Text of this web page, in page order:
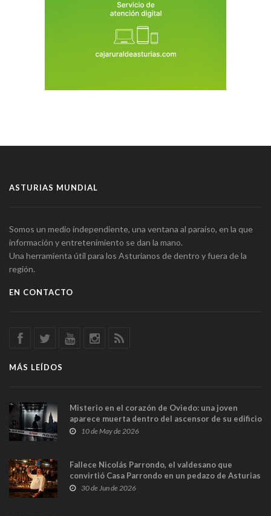
ASTURIAS MUNDIAL
Somos un medio independiente, una ventana al paraíso, en la que
información y entretenimiento se dan la mano.
Una herramienta útil para los Asturianos de dentro y fuera de la
región.
EN CONTACTO
MÁS LEÍDOS
Misterio en el corazón de Oviedo: una joven
aparece muerta dentro del ascensor de su edificio
y las cámaras captan sus últimos minutos
10 de May de 2026
Fallece Nicolás Parrondo, el valdesano que
convirtió Casa Parrondo en un pedazo de Asturias
en Madrid
30 de Jun de 2026